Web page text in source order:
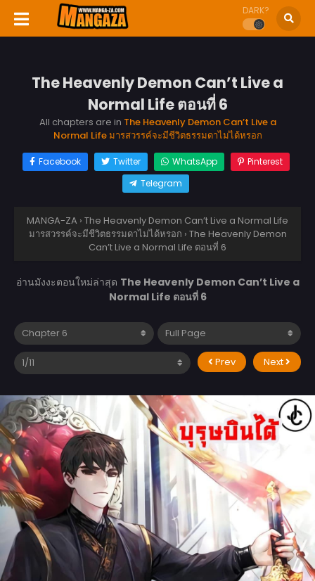
DARK?
The Heavenly Demon Can’t Live a
Normal Life ตอนที่ 6
All chapters are in The Heavenly Demon Can’t Live a
Normal Life มารสวรรค์จะมีชีวิตธรรมดาไม่ได้หรอก
Facebook Twitter WhatsApp
Pinterest
Telegram
MANGA-ZA › The Heavenly Demon Can’t Live a Normal Life
มารสวรรค์จะมีชีวิตธรรมดาไม่ได้หรอก › The Heavenly Demon
Can’t Live a Normal Life ตอนที่ 6
อ่านมังงะตอนใหม่ล่าสุด The Heavenly Demon Can’t Live a
Normal Life ตอนที่ 6
Prev Next